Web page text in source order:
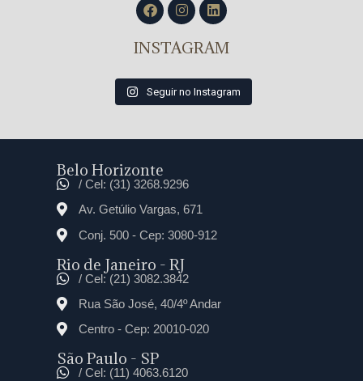
INSTAGRAM
Seguir no Instagram
Belo Horizonte
/ Cel: (31) 3268.9296
Av. Getúlio Vargas, 671
Conj. 500 - Cep: 3080-912
Rio de Janeiro - RJ
/ Cel: (21) 3082.3842
Rua São José, 40/4º Andar
Centro - Cep: 20010-020
São Paulo - SP
/ Cel: (11) 4063.6120